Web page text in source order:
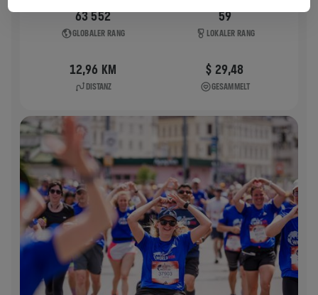
63 552
GLOBALER RANG
59
LOKALER RANG
12,96 KM
DISTANZ
$ 29,48
GESAMMELT